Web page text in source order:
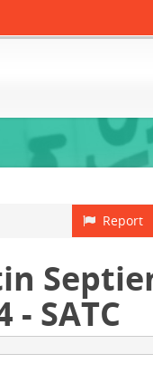
Report
- SATC